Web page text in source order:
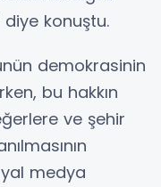
konuştu.
demokrasinin
bu hakkın
ve şehir
medya